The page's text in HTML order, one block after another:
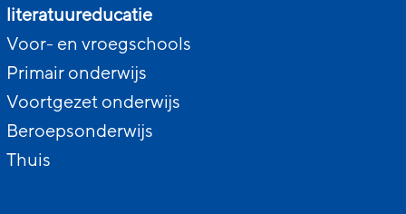
literatuureducatie
Voor- en vroegschools
Primair onderwijs
Voortgezet onderwijs
Beroepsonderwijs
Thuis